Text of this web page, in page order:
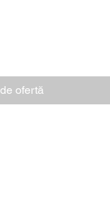
ofertă